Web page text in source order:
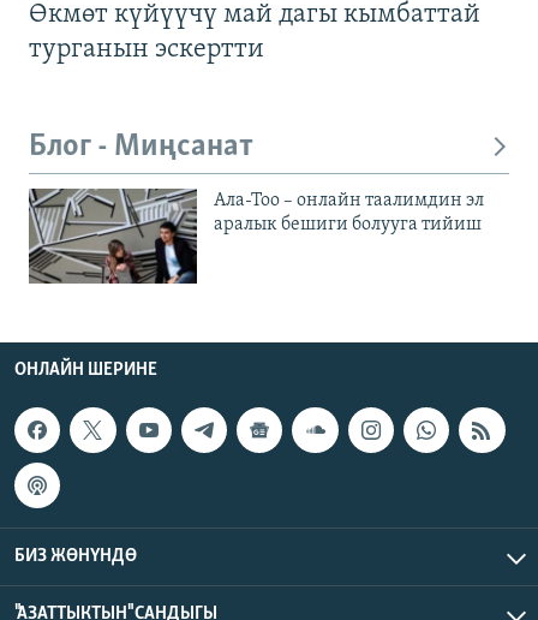
Өкмөт күйүүчү май дагы кымбаттай
турганын эскертти
Блог - Миңсанат
Ала-Тоо – онлайн таалимдин эл
аралык бешиги болууга тийиш
ОНЛАЙН ШЕРИНЕ
БИЗ ЖӨНҮНДӨ
"АЗАТТЫКТЫН" САНДЫГЫ